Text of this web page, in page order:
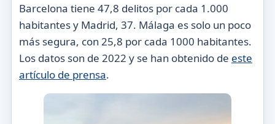
Barcelona tiene 47,8 delitos por cada 1.000
habitantes y Madrid, 37. Málaga es solo un poco
más segura, con 25,8 por cada 1000 habitantes.
Los datos son de 2022 y se han obtenido de este
artículo de prensa.